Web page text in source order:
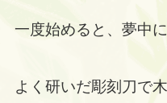
一度始めると、夢中に
よく研いだ彫刻刀で